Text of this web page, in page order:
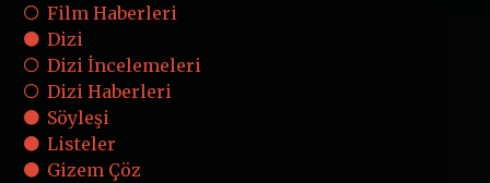
Film Haberleri
Dizi
Dizi İncelemeleri
Dizi Haberleri
Söyleşi
Listeler
Gizem Çöz